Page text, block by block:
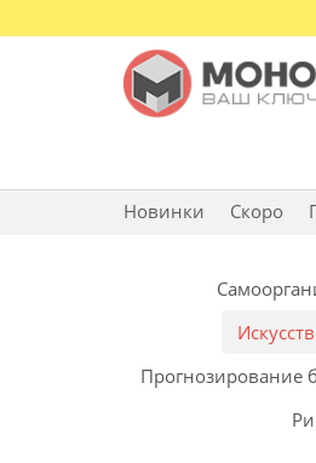
Новинки Скоро
Прогнозирование